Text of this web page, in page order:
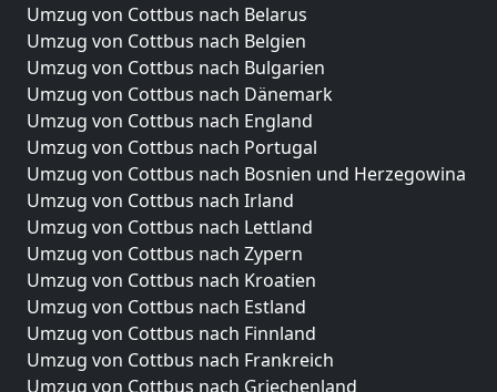
Umzug von Cottbus nach Belarus
Umzug von Cottbus nach Belgien
Umzug von Cottbus nach Bulgarien
Umzug von Cottbus nach Dänemark
Umzug von Cottbus nach England
Umzug von Cottbus nach Portugal
Umzug von Cottbus nach Bosnien und Herzegowina
Umzug von Cottbus nach Irland
Umzug von Cottbus nach Lettland
Umzug von Cottbus nach Zypern
Umzug von Cottbus nach Kroatien
Umzug von Cottbus nach Estland
Umzug von Cottbus nach Finnland
Umzug von Cottbus nach Frankreich
Umzug von Cottbus nach Griechenland